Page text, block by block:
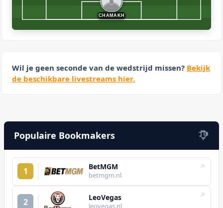
CHAMAKH
Wil je geen seconde van de wedstrijd missen? Bekijk
de beschikbare livestreams hier.
Populaire Bookmakers
↗
1 BetMGM
betmgm.nl
↗
2 LeoVegas
leovegas.nl